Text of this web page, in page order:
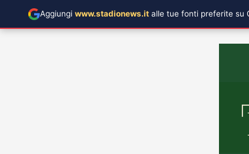
Aggiungi www.stadionews.it alle tue fonti preferite su